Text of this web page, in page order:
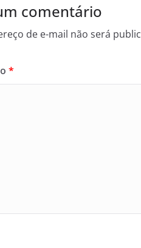
comentário
de e-mail não será
*